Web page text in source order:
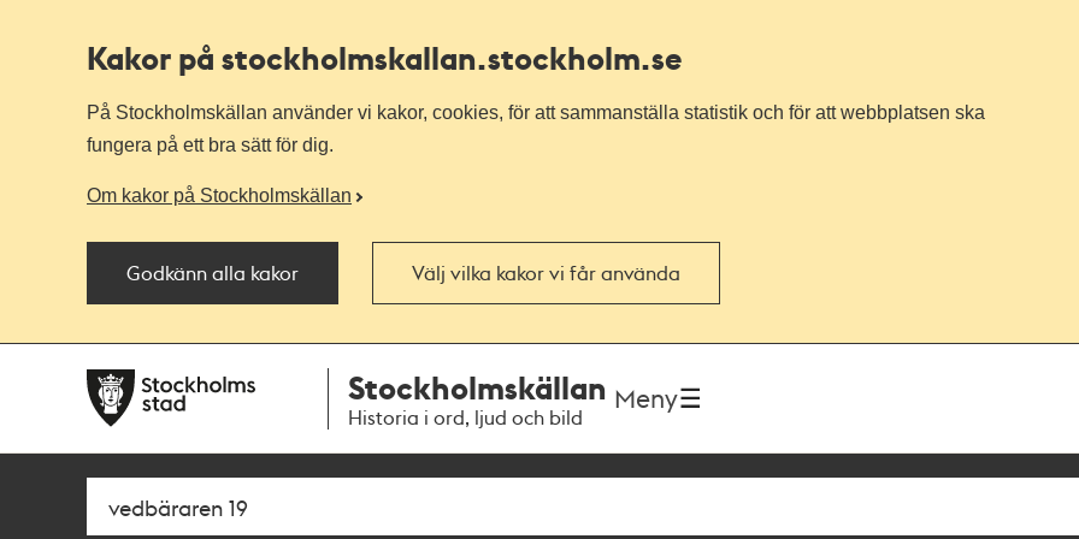
Kakor på stockholmskallan.stockholm.se
På Stockholmskällan använder vi kakor, cookies, för att sammanställa statistik och för att webbplatsen ska
fungera på ett bra sätt för dig.
Om kakor på Stockholmskällan
Godkänn alla kakor Välj vilka kakor vi får använda
navigationen
huvudinnehållet
Stockholmskällan
Historia i ord, ljud och bild
Meny
Sök